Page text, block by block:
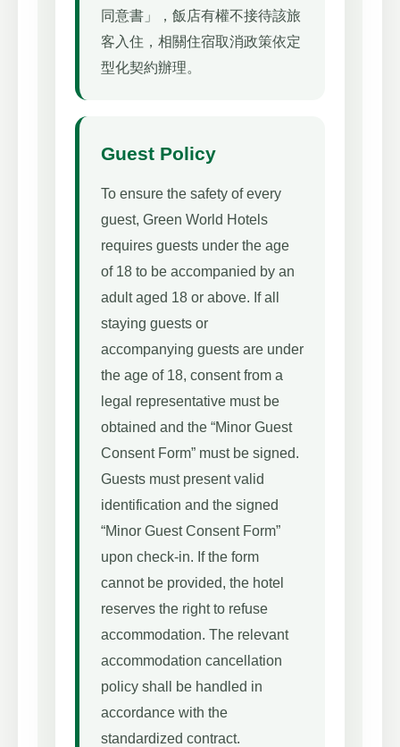
同意書」，飯店有權不接待該旅
客入住，相關住宿取消政策依定
型化契約辦理。
Guest Policy
To ensure the safety of every
guest, Green World Hotels
requires guests under the age
of 18 to be accompanied by an
adult aged 18 or above. If all
staying guests or
accompanying guests are under
the age of 18, consent from a
legal representative must be
obtained and the “Minor Guest
Consent Form” must be signed.
Guests must present valid
identification and the signed
“Minor Guest Consent Form”
upon check-in. If the form
cannot be provided, the hotel
reserves the right to refuse
accommodation. The relevant
accommodation cancellation
policy shall be handled in
accordance with the
standardized contract.